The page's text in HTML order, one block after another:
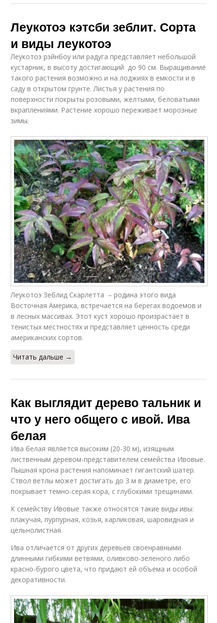
Леукотоэ кэтсби зеблит. Сорта
и виды леукотоэ
Леукотоэ рэйнбоу или радуга представляет небольшой
кустарник, в высоту достигающий до 90 см. Выращивание
такого растения возможно и на лоджиях в емкости и в
саду в открытом грунте. Листья у растения по
поверхности покрыты розовыми, желтыми, беловатыми
вкраплениями. Растение хорошо переживает морозные
зимы.
Леукотоэ Зеблид Скарлетта – родина этого вида
Восточная Америка, встречается на берегах водоемов и
в лесных массивах. Этот куст хорошо произрастает в
тенистых местностях и представляет ценность среди
американских сортов.
Читать дальше →
Как выглядит дерево тальник и
что у него общего с ивой. Ива
белая
Ива белая является высоким (20-30 м), изящным
лиственным деревом-представителем семейства Ивовые.
Пышная крона растения напоминает гигантский шатер.
Ствол ветлы может достигать до 3 м в диаметре, его
покрывает темно-серая кора, с глубокими трещинами.
К семейству Ивовые также относятся такие виды ивы:
плакучая, пурпурная, козья, карликовая, шаровидная и
цельнолистная.
Ива отличается от других деревьев своенравными
длинными гибкими ветвями, оливково-зеленого либо
красно-бурого цвета, что придают ей объема и особой
декоративности.